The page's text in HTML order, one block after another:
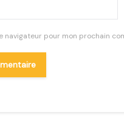
navigateur pour mon prochain